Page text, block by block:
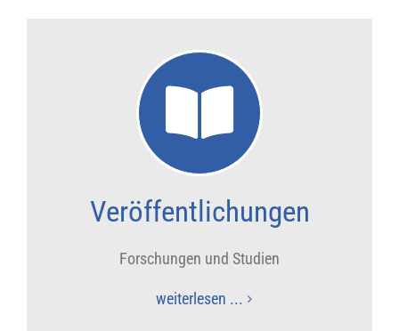
Veröffentlichungen
Forschungen und Studien
weiterlesen ...